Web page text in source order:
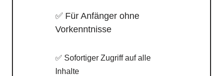
✅ Für Anfänger ohne
Vorkenntnisse
✅ Sofortiger Zugriff auf alle
Inhalte